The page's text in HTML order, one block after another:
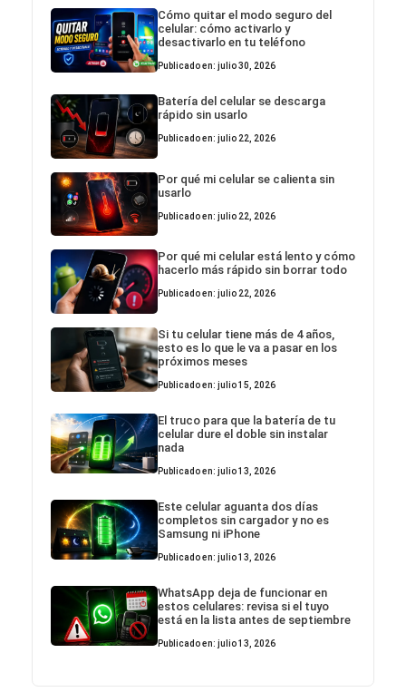
Cómo quitar el modo seguro del
celular: cómo activarlo y
desactivarlo en tu teléfono
Publicado en: julio 30, 2026
Batería del celular se descarga
rápido sin usarlo
Publicado en: julio 22, 2026
Por qué mi celular se calienta sin
usarlo
Publicado en: julio 22, 2026
Por qué mi celular está lento y cómo
hacerlo más rápido sin borrar todo
Publicado en: julio 22, 2026
Si tu celular tiene más de 4 años,
esto es lo que le va a pasar en los
próximos meses
Publicado en: julio 15, 2026
El truco para que la batería de tu
celular dure el doble sin instalar
nada
Publicado en: julio 13, 2026
Este celular aguanta dos días
completos sin cargador y no es
Samsung ni iPhone
Publicado en: julio 13, 2026
WhatsApp deja de funcionar en
estos celulares: revisa si el tuyo
está en la lista antes de septiembre
Publicado en: julio 13, 2026